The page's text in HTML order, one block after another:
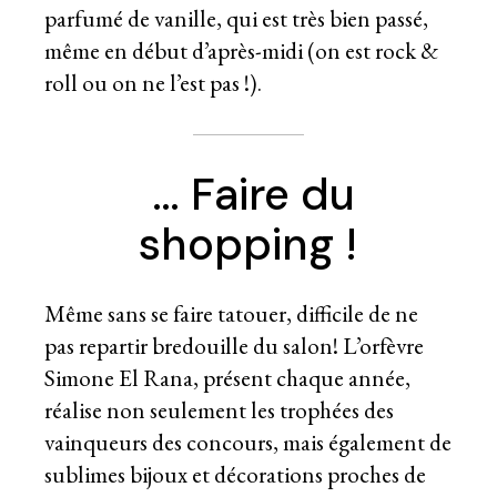
parfumé de vanille, qui est très bien passé,
même en début d’après-midi (on est rock &
roll ou on ne l’est pas !).
… Faire du
shopping !
Même sans se faire tatouer, difficile de ne
pas repartir bredouille du salon! L’orfèvre
Simone El Rana, présent chaque année,
réalise non seulement les trophées des
vainqueurs des concours, mais également de
sublimes bijoux et décorations proches de